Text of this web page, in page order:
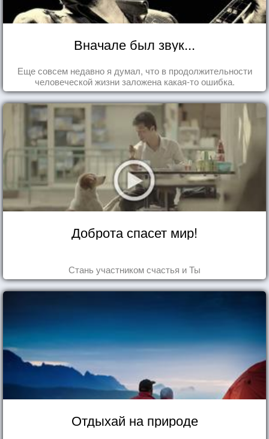
Вначале был звук...
Еще совсем недавно я думал, что в продолжительности
человеческой жизни заложена какая-то ошибка.
Доброта спасет мир!
Стань участником счастья и Ты
Отдыхай на природе